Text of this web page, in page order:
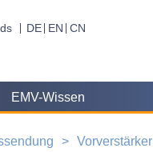
DE EN CN
EMV-Wissen
Vorverstärker